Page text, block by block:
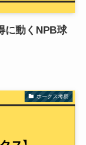
に動くNPB球
ホークス考察